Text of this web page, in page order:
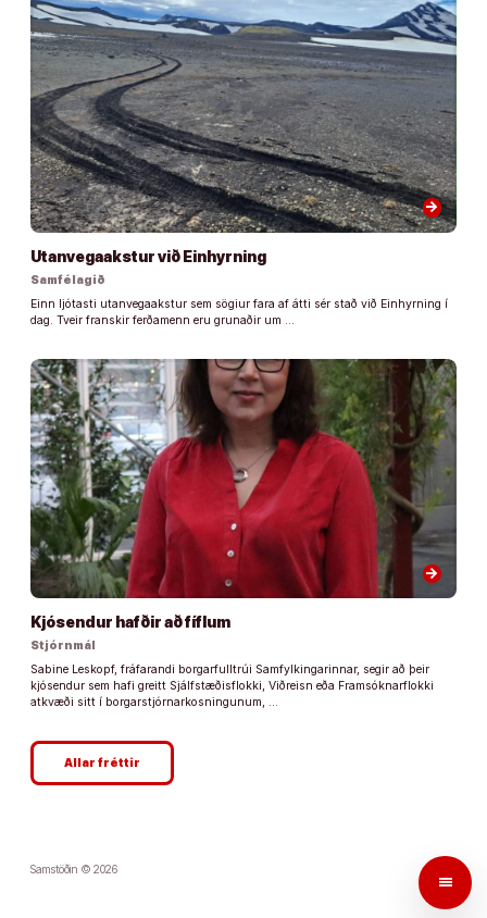
menu
arrow_forward
Utanvegaakstur við Einhyrning
Samfélagið
Einn ljótasti utanvegaakstur sem sögiur fara af átti sér stað við Einhyrning í
dag. Tveir franskir ferðamenn eru grunaðir um …
arrow_forward
Kjósendur hafðir að fíflum
Stjórnmál
Sabine Leskopf, fráfarandi borgarfulltrúi Samfylkingarinnar, segir að þeir
kjósendur sem hafi greitt Sjálfstæðisflokki, Viðreisn eða Framsóknarflokki
atkvæði sitt í borgarstjórnarkosningunum, …
Allar fréttir
Samstöðin © 2026